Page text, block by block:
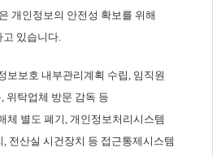
개인정보의 안전성 확보를 위해
고 있습니다.
보보호 내부관리계획 수립, 임직원
위탁업체 방문 감독 등
체 별도 폐기, 개인정보처리시스템
, 전산실 시건장치 등 접근통제시스템